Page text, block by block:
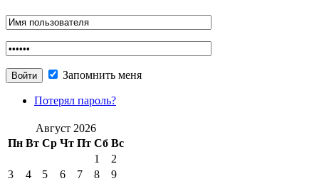
Запомнить меня
Потерял пароль?
Август 2026
Пн Вт Ср Чт Пт Сб Вс
1
2
3
4 5 6 7 8
9